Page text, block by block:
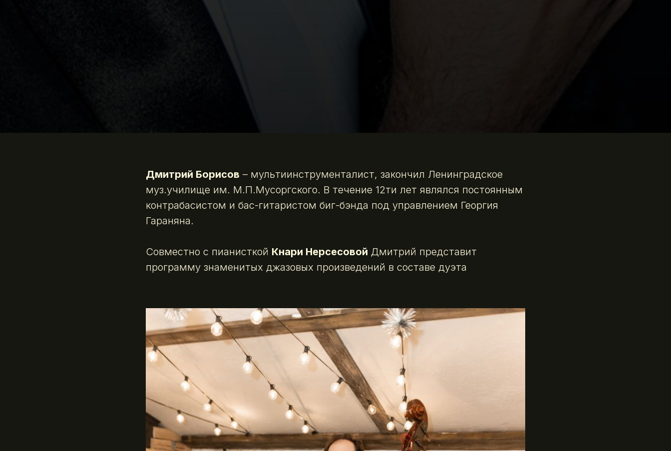
Дмитрий Борисов – мультиинструменталист, закончил Ленинградское
муз.училище им. М.П.Мусоргского. В течение 12ти лет являлся постоянным
контрабасистом и бас-гитаристом биг-бэнда под управлением Георгия
Гараняна.
Совместно с пианисткой Кнари Нерсесовой Дмитрий представит
программу знаменитых джазовых произведений в составе дуэта